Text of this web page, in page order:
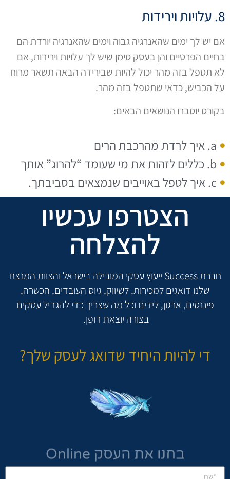
8. עלויות וירידות
אם יש לך ימים שהאנרגיה גבוה וימים שהאנרגיה יורדת הם
בחיים הפרטיים והן בעסק סימן שיש לך עלויות וירידות, אם
לא תטפל בזה מהר יכול להיות שבירידה הבאה תשאר מרוח
על הכביש, כדאי שתטפל בזה מהר.
בקורס יוסברו הנושאים הבאים:
a. איך לרדת מהרכבת הרים
b. כללים לזהות את מי שעומד “להרוג” אותך
c. איך לטפל באוייבים שנמצאים בסביבתך.
הצטרפו עכשיו
להצלחה
חברת Success ייעוץ עסקי המובילה בישראל והצוות המנצח
שלנו דואגים למכירות, לשיווק, גיוס העובדים, הכשרה,
פיננסים, ארגון, לידים וכל מה שצריך כדי להגדיל עסקים
בצורה יוצאת דופן.
די להיות היחיד שדואג לעסק שלך?
בחנו את העסק Online